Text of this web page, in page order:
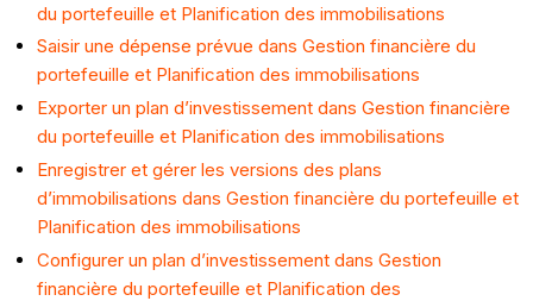
du portefeuille et Planification des immobilisations
Saisir une dépense prévue dans Gestion financière du
portefeuille et Planification des immobilisations
Exporter un plan d’investissement dans Gestion financière
du portefeuille et Planification des immobilisations
Enregistrer et gérer les versions des plans
d’immobilisations dans Gestion financière du portefeuille et
Planification des immobilisations
Configurer un plan d’investissement dans Gestion
financière du portefeuille et Planification des